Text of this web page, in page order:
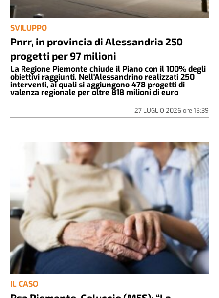
SVILUPPO
Pnrr, in provincia di Alessandria 250
progetti per 97 milioni
La Regione Piemonte chiude il Piano con il 100% degli
obiettivi raggiunti. Nell'Alessandrino realizzati 250
interventi, ai quali si aggiungono 478 progetti di
valenza regionale per oltre 818 milioni di euro
27 LUGLIO 2026ore 18:39
IL CASO